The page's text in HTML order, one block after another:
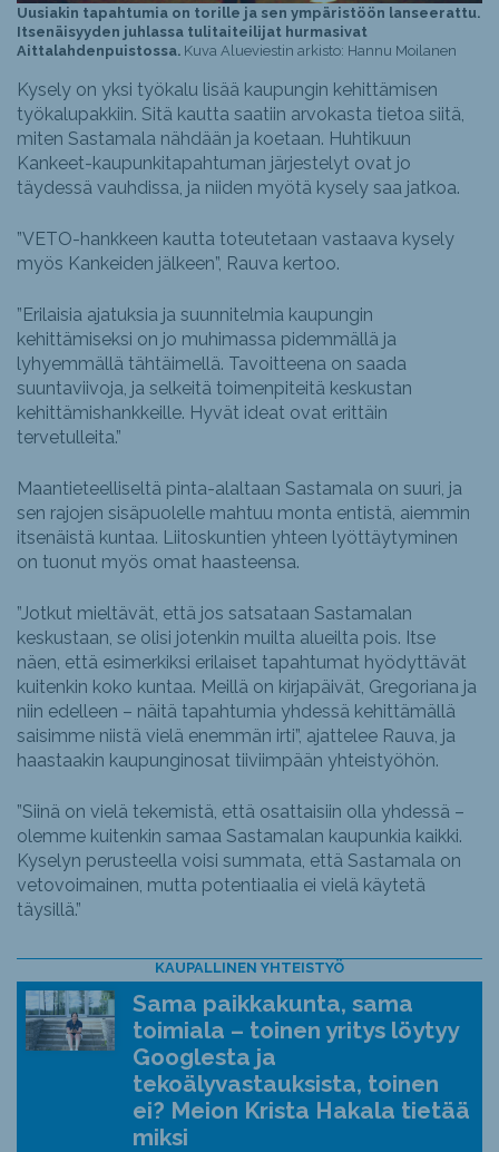
Uusiakin tapahtumia on torille ja sen ympäristöön lanseerattu.
Itsenäisyyden juhlassa tulitaiteilijat hurmasivat
Aittalahdenpuistossa. Kuva Alueviestin arkisto: Hannu Moilanen
Kysely on yksi työkalu lisää kaupungin kehittämisen
työkalupakkiin. Sitä kautta saatiin arvokasta tietoa siitä,
miten Sastamala nähdään ja koetaan. Huhtikuun
Kankeet-kaupunkitapahtuman järjestelyt ovat jo
täydessä vauhdissa, ja niiden myötä kysely saa jatkoa.
”VETO-hankkeen kautta toteutetaan vastaava kysely
myös Kankeiden jälkeen”, Rauva kertoo.
”Erilaisia ajatuksia ja suunnitelmia kaupungin
kehittämiseksi on jo muhimassa pidemmällä ja
lyhyemmällä tähtäimellä. Tavoitteena on saada
suuntaviivoja, ja selkeitä toimenpiteitä keskustan
kehittämishankkeille. Hyvät ideat ovat erittäin
tervetulleita.”
Maantieteelliseltä pinta-alaltaan Sastamala on suuri, ja
sen rajojen sisäpuolelle mahtuu monta entistä, aiemmin
itsenäistä kuntaa. Liitoskuntien yhteen lyöttäytyminen
on tuonut myös omat haasteensa.
”Jotkut mieltävät, että jos satsataan Sastamalan
keskustaan, se olisi jotenkin muilta alueilta pois. Itse
näen, että esimerkiksi erilaiset tapahtumat hyödyttävät
kuitenkin koko kuntaa. Meillä on kirjapäivät, Gregoriana ja
niin edelleen – näitä tapahtumia yhdessä kehittämällä
saisimme niistä vielä enemmän irti”, ajattelee Rauva, ja
haastaakin kaupunginosat tiiviimpään yhteistyöhön.
”Siinä on vielä tekemistä, että osattaisiin olla yhdessä –
olemme kuitenkin samaa Sastamalan kaupunkia kaikki.
Kyselyn perusteella voisi summata, että Sastamala on
vetovoimainen, mutta potentiaalia ei vielä käytetä
täysillä.”
KAUPALLINEN YHTEISTYÖ
Sama paikkakunta, sama
toimiala – toinen yritys löytyy
Googlesta ja
tekoälyvastauksista, toinen
ei? Meion Krista Hakala tietää
miksi